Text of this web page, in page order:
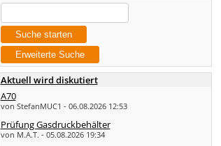
Aktuell wird diskutiert
A70
von StefanMUC1 - 06.08.2026 12:53
Prüfung Gasdruckbehälter
von M.A.T. - 05.08.2026 19:34